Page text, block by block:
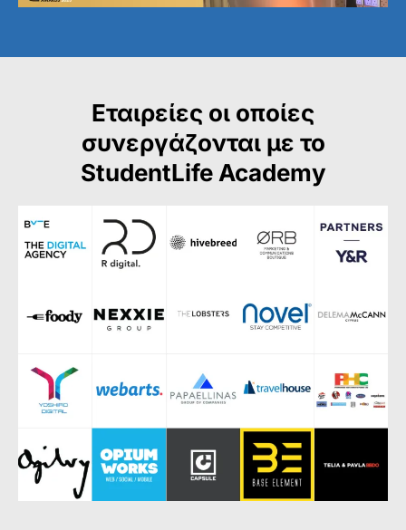
Εταιρείες οι οποίες
συνεργάζονται με το
StudentLife Academy